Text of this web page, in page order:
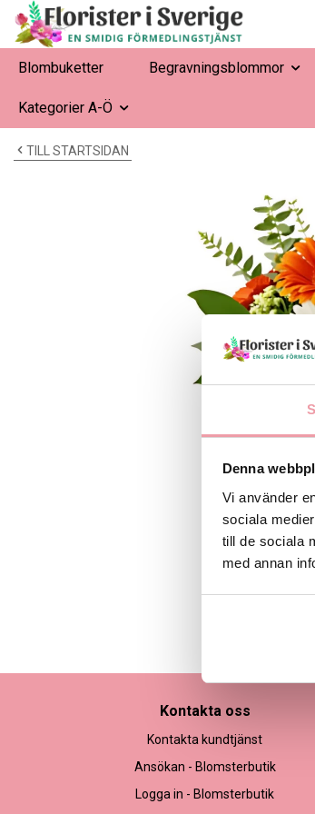
Denna
Vi använder
sociala
till de sociala
med annan
Blombuketter Begravningsblommor
Kategorier A-Ö
TILL STARTSIDAN
Kontakta oss
Kontakta kundtjänst
Ansökan - Blomsterbutik
Logga in - Blomsterbutik